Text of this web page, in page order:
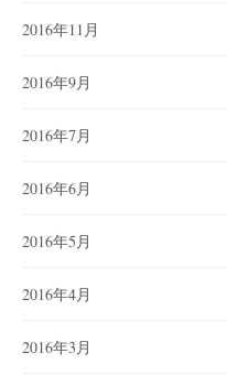
2016年11月
2016年9月
2016年7月
2016年6月
2016年5月
2016年4月
2016年3月